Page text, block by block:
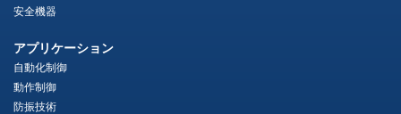
安全機器
アプリケーション
自動化制御
動作制御
防振技術